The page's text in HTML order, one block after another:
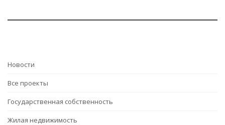
Hовости
Все проекты
Государственная собственность
Жилая недвижимость